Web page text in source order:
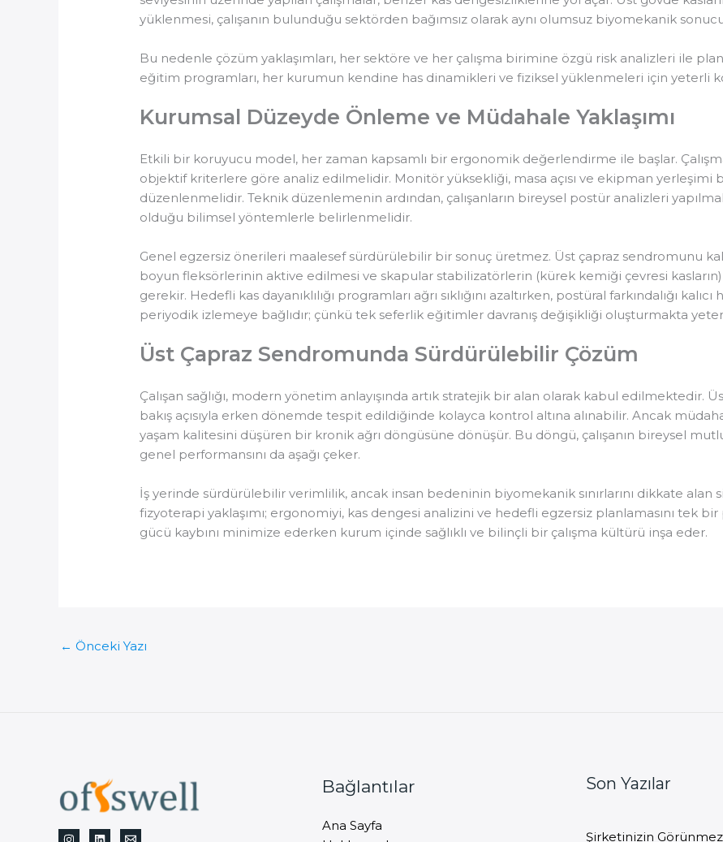
yüklenmesi, çalışanın bulunduğu sektörden bağımsız olarak aynı olumsuz biyomekanik
Bu nedenle çözüm yaklaşımları, her sektöre ve her çalışma birimine özgü risk analizleri ile
eğitim programları, her kurumun kendine has dinamikleri ve fiziksel yüklenmeleri için yeterli
Kurumsal Düzeyde Önleme ve Müdahale Yaklaşımı
Etkili bir koruyucu model, her zaman kapsamlı bir ergonomik değerlendirme ile başlar.
objektif kriterlere göre analiz edilmelidir. Monitör yüksekliği, masa açısı ve ekipman yerleşimi
düzenlenmelidir. Teknik düzenlemenin ardından, çalışanların bireysel postür analizleri
olduğu bilimsel yöntemlerle belirlenmelidir.
Genel egzersiz önerileri maalesef sürdürülebilir bir sonuç üretmez. Üst çapraz sendromunu
boyun fleksörlerinin aktive edilmesi ve skapular stabilizatörlerin (kürek kemiği çevresi
gerekir. Hedefli kas dayanıklılığı programları ağrı sıklığını azaltırken, postüral farkındalığı
periyodik izlemeye bağlıdır; çünkü tek seferlik eğitimler davranış değişikliği oluşturmakta
Üst Çapraz Sendromunda Sürdürülebilir Çözüm
Çalışan sağlığı, modern yönetim anlayışında artık stratejik bir alan olarak kabul edilmektedir.
bakış açısıyla erken dönemde tespit edildiğinde kolayca kontrol altına alınabilir. Ancak
yaşam kalitesini düşüren bir kronik ağrı döngüsüne dönüşür. Bu döngü, çalışanın bireysel
genel performansını da aşağı çeker.
İş yerinde sürdürülebilir verimlilik, ancak insan bedeninin biyomekanik sınırlarını dikkate
fizyoterapi yaklaşımı; ergonomiyi, kas dengesi analizini ve hedefli egzersiz planlamasını tek
gücü kaybını minimize ederken kurum içinde sağlıklı ve bilinçli bir çalışma kültürü inşa eder.
← Önceki Yazı
Bağlantılar
Ana Sayfa
Son Yazılar
Şirketinizin Görünmez